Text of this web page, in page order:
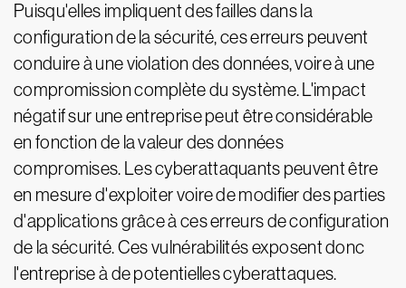
Puisqu'elles impliquent des failles dans la
configuration de la sécurité, ces erreurs peuvent
conduire à une violation des données, voire à une
compromission complète du système. L'impact
négatif sur une entreprise peut être considérable
en fonction de la valeur des données
compromises. Les cyberattaquants peuvent être
en mesure d'exploiter voire de modifier des parties
d'applications grâce à ces erreurs de configuration
de la sécurité. Ces vulnérabilités exposent donc
l'entreprise à de potentielles cyberattaques.